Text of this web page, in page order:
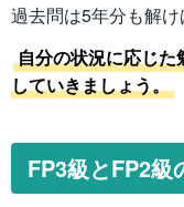
過去問は5年分も解け
自分の状況に応じ
していきましょう。
FP3級とFP2級